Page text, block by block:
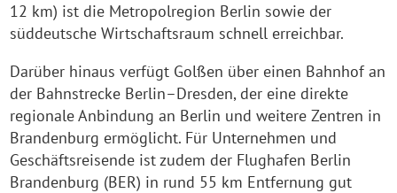
12 km) ist die Metropolregion Berlin sowie der
süddeutsche Wirtschaftsraum schnell erreichbar.
Darüber hinaus verfügt Golßen über einen Bahnhof an
der Bahnstrecke Berlin–Dresden, der eine direkte
regionale Anbindung an Berlin und weitere Zentren in
Brandenburg ermöglicht. Für Unternehmen und
Geschäftsreisende ist zudem der Flughafen Berlin
Brandenburg (BER) in rund 55 km Entfernung gut